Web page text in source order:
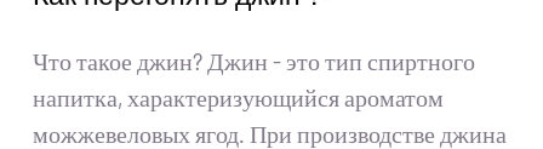
Что такое джин? Джин - это тип спиртного
напитка, характеризующийся ароматом
можжевеловых ягод. При производстве джина